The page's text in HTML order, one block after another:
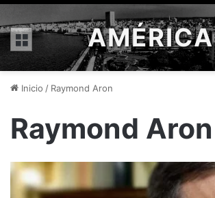
Menú
Inicio / Raymond Aron
Raymond Aron